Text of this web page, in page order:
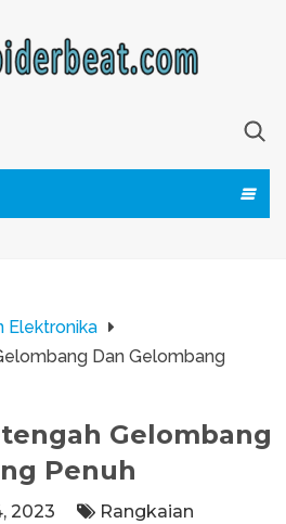
Elektronika
Dan Gelombang
Gelombang
Penuh
2023
Rangkaian